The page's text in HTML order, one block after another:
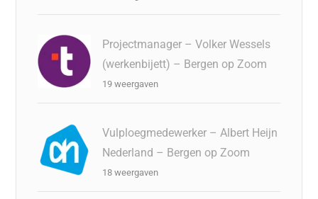
Projectmanager – Volker Wessels
(werkenbijett) – Bergen op Zoom
19 weergaven
Vulploegmedewerker – Albert Heijn
Nederland – Bergen op Zoom
18 weergaven